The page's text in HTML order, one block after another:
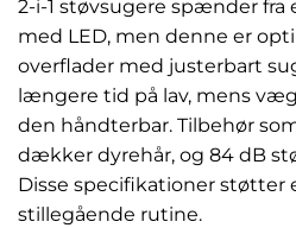
2-i-1 støvsugere spænder fra
med LED, men denne er
overflader med justerbart
længere tid på lav, mens
den håndterbar. Tilbehør
dækker dyrehår, og 84 dB
Disse specifikationer støtter
stillegående rutine.